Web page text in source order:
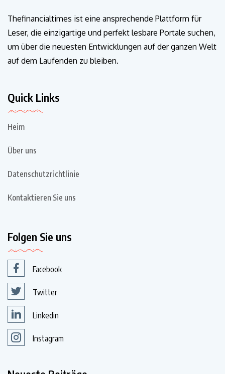
Thefinancialtimes ist eine ansprechende Plattform für
Leser, die einzigartige und perfekt lesbare Portale suchen,
um über die neuesten Entwicklungen auf der ganzen Welt
auf dem Laufenden zu bleiben.
Quick Links
Heim
Über uns
Datenschutzrichtlinie
Kontaktieren Sie uns
Folgen Sie uns
Facebook
Twitter
Linkedin
Instagram